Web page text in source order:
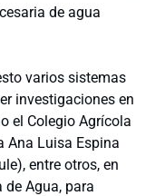
de agua
varios sistemas
investigaciones en
el Colegio Agrícola
Ana Luisa Espina
entre otros, en
Agua, para